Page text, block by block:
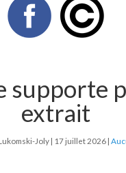
supporte
extrait
Joly 17 juillet 2026